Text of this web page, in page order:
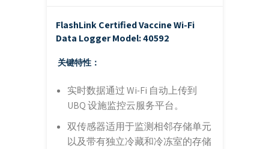
FlashLink Certified Vaccine Wi-Fi
Data LoggerModel: 40592
关键特性：
实时数据通过 Wi-Fi 自动上传到
UBQ 设施监控云服务平台。
双传感器适用于监测相邻存储单元
以及带有独立冷藏和冷冻室的存储